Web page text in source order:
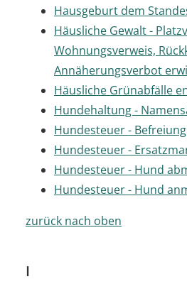
Hausgeburt dem
Häusliche Gewalt -
Wohnungsverweis,
Annäherungsverbot
Häusliche Grünabfälle
Hundehaltung -
Hundesteuer -
Hundesteuer -
Hundesteuer - Hund
Hundesteuer - Hund
zurück nach oben
I